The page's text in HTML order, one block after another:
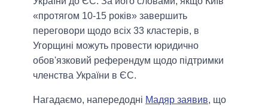
«протягом 10-15 років» завершить
переговори щодо всіх 33 кластерів, в
Угорщині можуть провести юридично
обов'язковий референдум щодо підтримки
членства України в ЄС.
Нагадаємо, напередодні Мадяр заявив, що